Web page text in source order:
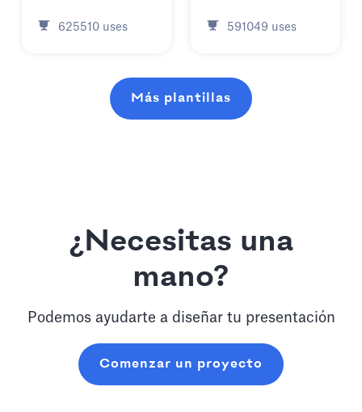
625510 uses 591049 uses
Más plantillas
¿Necesitas una
mano?
Podemos ayudarte a diseñar tu presentación
Comenzar un proyecto